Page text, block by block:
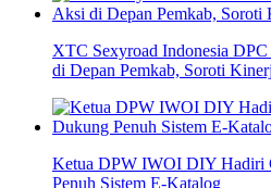
XTC Sexyroad Indonesia
di Depan Pemkab, Soroti
Ketua DPW IWOI DIY Hadiri
Penuh Sistem E-Katalog